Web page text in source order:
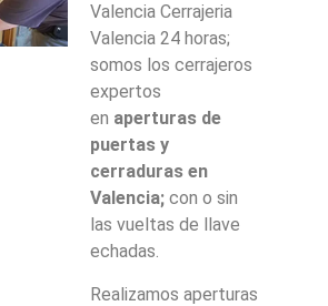
Valencia Cerrajeria
Valencia 24 horas;
somos los cerrajeros
expertos
en aperturas de
puertas y
cerraduras en
Valencia; con o sin
las vueltas de llave
echadas.
Realizamos aperturas